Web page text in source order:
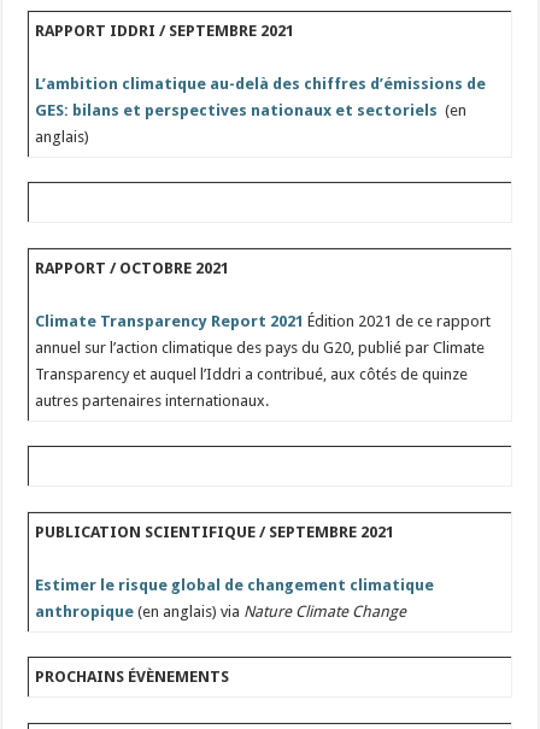
RAPPORT IDDRI / SEPTEMBRE 2021
L’ambition climatique au-delà des chiffres d’émissions de
GES: bilans et perspectives nationaux et sectoriels (en
anglais)
RAPPORT / OCTOBRE 2021
Climate Transparency Report 2021 Édition 2021 de ce rapport
annuel sur l’action climatique des pays du G20, publié par Climate
Transparency et auquel l’Iddri a contribué, aux côtés de quinze
autres partenaires internationaux.
PUBLICATION SCIENTIFIQUE / SEPTEMBRE 2021
Estimer le risque global de changement climatique
anthropique (en anglais) via Nature Climate Change
PROCHAINS ÉVÈNEMENTS